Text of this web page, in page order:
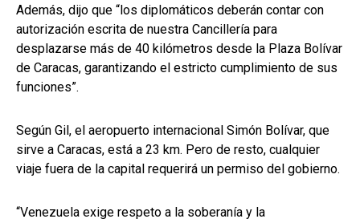
Además, dijo que “los diplomáticos deberán contar con
autorización escrita de nuestra Cancillería para
desplazarse más de 40 kilómetros desde la Plaza Bolívar
de Caracas, garantizando el estricto cumplimiento de sus
funciones”.
Según Gil, el aeropuerto internacional Simón Bolívar, que
sirve a Caracas, está a 23 km. Pero de resto, cualquier
viaje fuera de la capital requerirá un permiso del gobierno.
“Venezuela exige respeto a la soberanía y la